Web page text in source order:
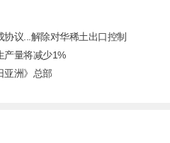
议...解除对华稀土出口控制
产量将减少1%
亚洲》总部